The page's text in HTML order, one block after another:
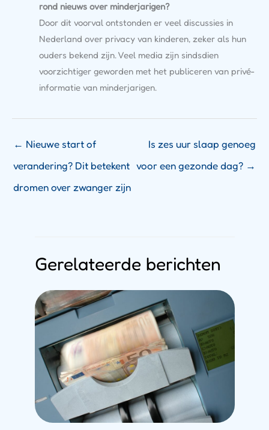
rond nieuws over minderjarigen?
Door dit voorval ontstonden er veel discussies in
Nederland over privacy van kinderen, zeker als hun
ouders bekend zijn. Veel media zijn sindsdien
voorzichtiger geworden met het publiceren van privé-
informatie van minderjarigen.
← Nieuwe start of
verandering? Dit betekent
dromen over zwanger zijn
Is zes uur slaap genoeg
voor een gezonde dag? →
Gerelateerde berichten